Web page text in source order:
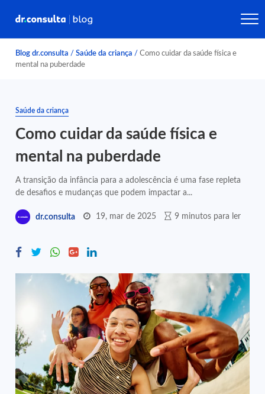
Blog dr.consulta / Saúde da criança / Como cuidar da saúde física e
mental na puberdade
Saúde da criança
Como cuidar da saúde física e
mental na puberdade
A transição da infância para a adolescência é uma fase repleta
de desafios e mudanças que podem impactar a...
dr.consulta 19, mar de 2025 9 minutos para ler